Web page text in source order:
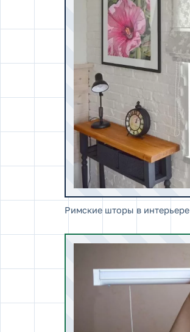
Римские шторы в интерьере